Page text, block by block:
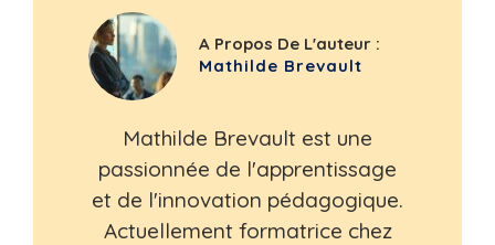
A Propos De L'auteur :
Mathilde Brevault
Mathilde Brevault est une
passionnée de l'apprentissage
et de l'innovation pédagogique.
Actuellement formatrice chez